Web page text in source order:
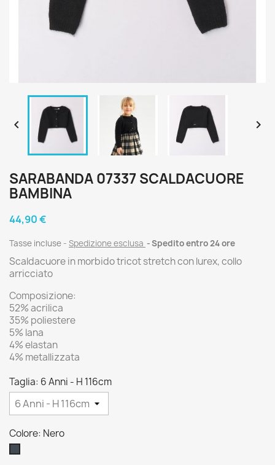
 
SARABANDA 07337 SCALDACUORE
BAMBINA
44,90 €
Tasse incluse Spedizione esclusa Spedito entro 24 ore
Scaldacuore in morbido tricot stretch con lurex, collo
arricciato
Composizione:
52% acrilica
35% poliestere
5% lana
4% elastan
4% metallizzata
Taglia: 6 Anni - H 116cm
Colore: Nero